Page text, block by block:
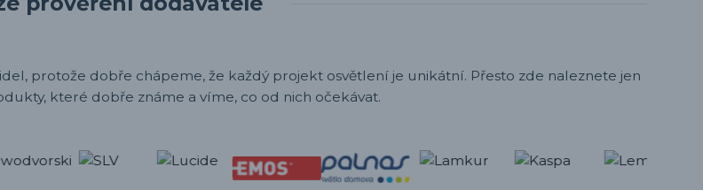
protože dobře chápeme, že každý projekt osvětlení je unikátní. Přesto zde naleznete jen
které dobře známe a víme, co od nich očekávat.